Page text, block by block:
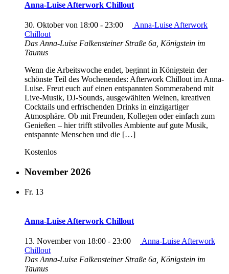
Anna-Luise Afterwork Chillout
30. Oktober von 18:00 - 23:00
Anna-Luise Afterwork
Chillout
Das Anna-Luise Falkensteiner Straße 6a, Königstein im
Taunus
Wenn die Arbeitswoche endet, beginnt in Königstein der
schönste Teil des Wochenendes: Afterwork Chillout im Anna-
Luise. Freut euch auf einen entspannten Sommerabend mit
Live-Musik, DJ-Sounds, ausgewählten Weinen, kreativen
Cocktails und erfrischenden Drinks in einzigartiger
Atmosphäre. Ob mit Freunden, Kollegen oder einfach zum
Genießen – hier trifft stilvolles Ambiente auf gute Musik,
entspannte Menschen und die […]
Kostenlos
November 2026
Fr. 13
Anna-Luise Afterwork Chillout
13. November von 18:00 - 23:00
Anna-Luise Afterwork
Chillout
Das Anna-Luise Falkensteiner Straße 6a, Königstein im
Taunus